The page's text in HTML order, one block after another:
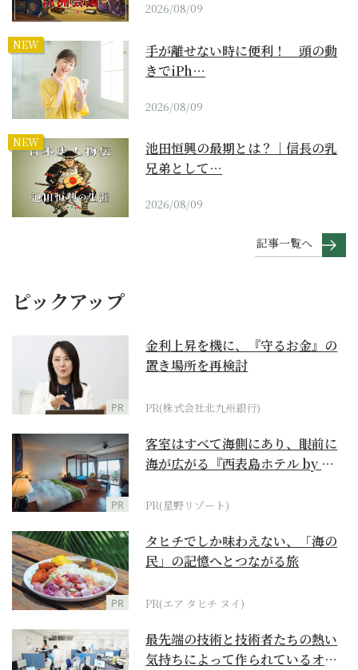
2026/08/09
NEW
手が離せない時に便利！ 頭の動
きでiPh…
2026/08/09
NEW
池田恒興の最期とは？｜信長の乳
兄弟として…
2026/08/09
記事一覧へ
ピックアップ
PR
金利上昇を機に、『守るお金』の
置き場所を再検討
PR(株式会社北九州銀行)
PR
客室はすべて海側にあり、眼前に
海が広がる『西表島ホテル by 星
PR(星野リゾート)
PR
タヒチでしか味わえない、「海の
民」の記憶へとつながる旅
PR(エア タヒチ ヌイ)
最先端の技術と技術者たちの熱い
気持ちによって作られているオー